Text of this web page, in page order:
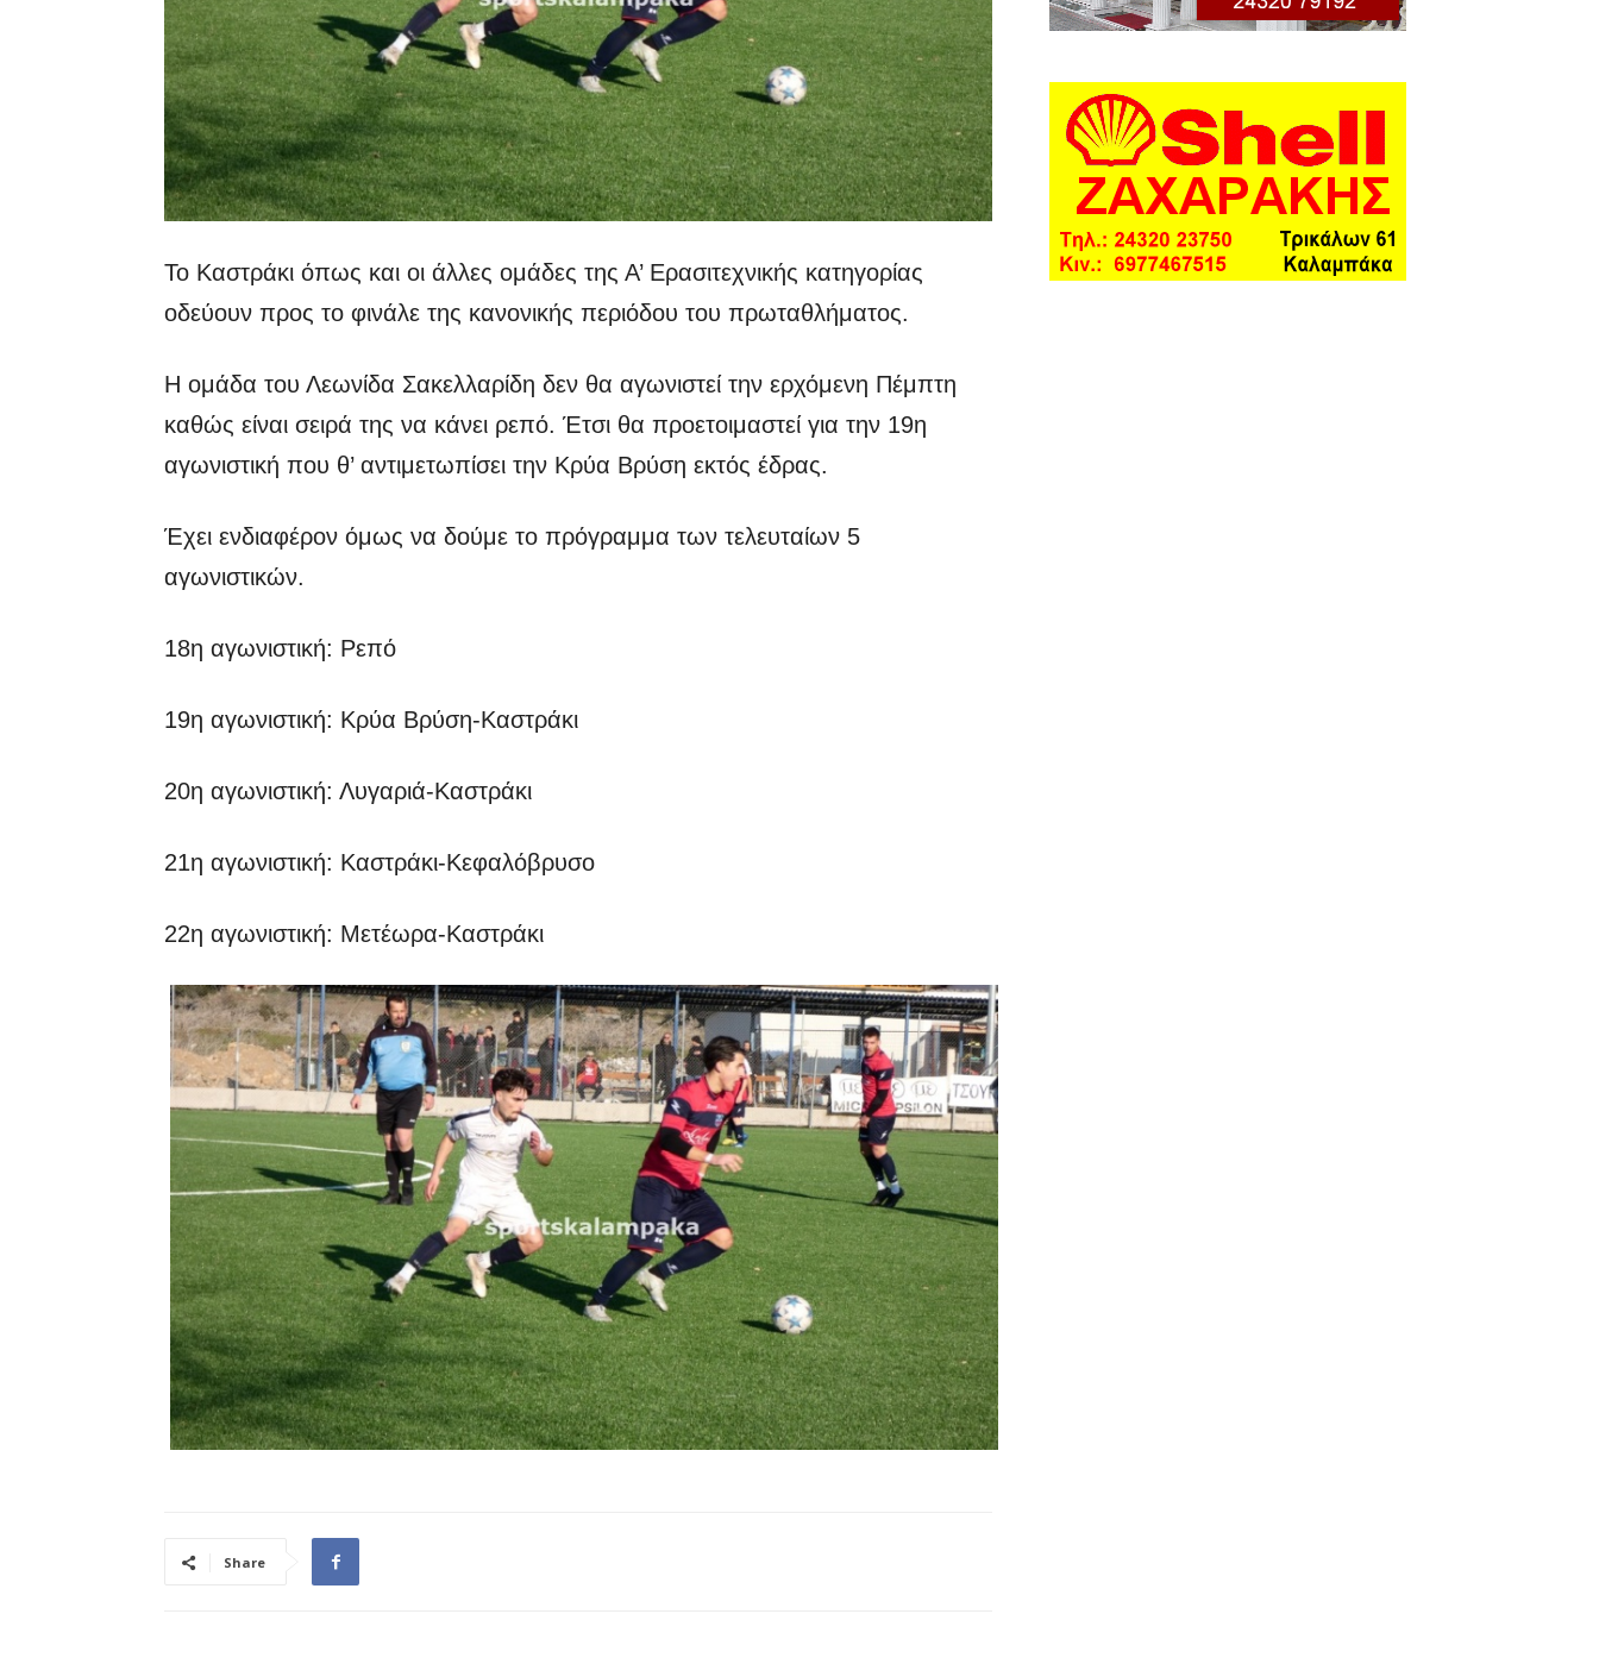
Το Καστράκι όπως και οι άλλες ομάδες της Α’ Ερασιτεχνικής κατηγορίας
οδεύουν προς το φινάλε της κανονικής περιόδου του πρωταθλήματος.
Η ομάδα του Λεωνίδα Σακελλαρίδη δεν θα αγωνιστεί την ερχόμενη Πέμπτη
καθώς είναι σειρά της να κάνει ρεπό. Έτσι θα προετοιμαστεί για την 19η
αγωνιστική που θ’ αντιμετωπίσει την Κρύα Βρύση εκτός έδρας.
Έχει ενδιαφέρον όμως να δούμε το πρόγραμμα των τελευταίων 5
αγωνιστικών.
18η αγωνιστική: Ρεπό
19η αγωνιστική: Κρύα Βρύση-Καστράκι
20η αγωνιστική: Λυγαριά-Καστράκι
21η αγωνιστική: Καστράκι-Κεφαλόβρυσο
22η αγωνιστική: Μετέωρα-Καστράκι
Share